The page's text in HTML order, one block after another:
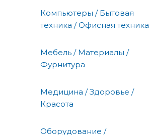
Компьютеры / Бытовая
техника / Офисная техника
Мебель / Материалы /
Фурнитура
Медицина / Здоровье /
Красота
Оборудование /